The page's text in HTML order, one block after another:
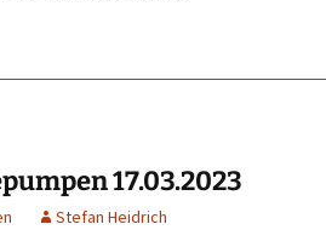
17.03.2023
Stefan Heidrich